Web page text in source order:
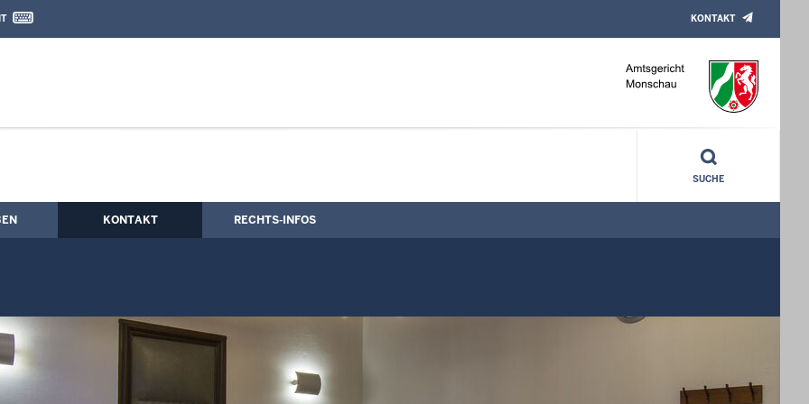
Kontaktformular
KONTAKT
SUCHE
KONTAKT RECHTS-INFOS